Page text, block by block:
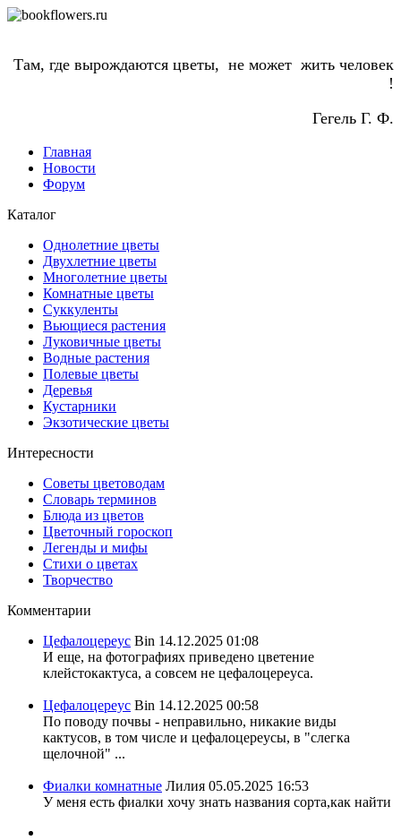
Там, где вырождаются цветы, не может жить человек
!
Гегель Г. Ф.
Главная
Новости
Форум
Каталог
Однолетние цветы
Двухлетние цветы
Многолетние цветы
Комнатные цветы
Суккуленты
Вьющиеся растения
Луковичные цветы
Водные растения
Полевые цветы
Деревья
Кустарники
Экзотические цветы
Интересности
Советы цветоводам
Словарь терминов
Блюда из цветов
Цветочный гороскоп
Легенды и мифы
Стихи о цветах
Творчество
Комментарии
Цефалоцереус Bin 14.12.2025 01:08
И еще, на фотографиях приведено цветение
клейстокактуса, а совсем не цефалоцереуса.
Цефалоцереус Bin 14.12.2025 00:58
По поводу почвы - неправильно, никакие виды
кактусов, в том числе и цефалоцереусы, в "слегка
щелочной" ...
Фиалки комнатные Лилия 05.05.2025 16:53
У меня есть фиалки хочу знать названия сорта,как найти